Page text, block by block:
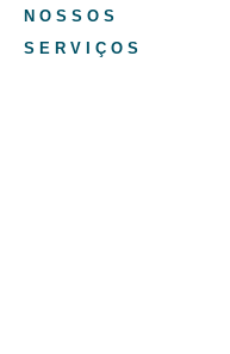
NOSSOS
SERVIÇOS